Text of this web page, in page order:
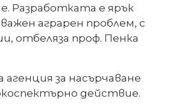
Разработката е ярък
аграрен проблем, с
отбеляза проф. Пенка
за насърчаване
действие.